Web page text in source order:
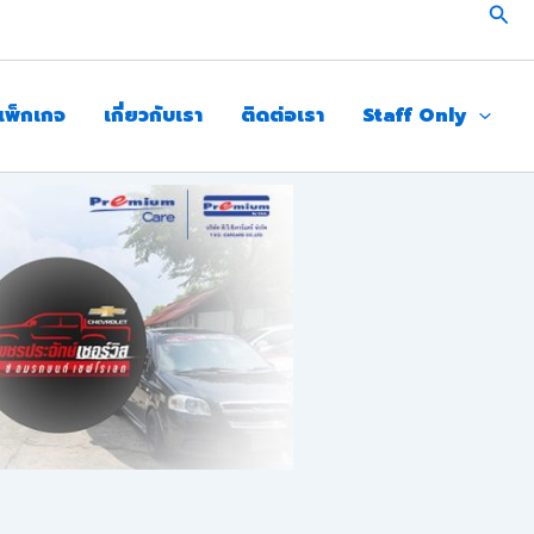
พ็กเกจ เกี่ยวกับเรา ติดต่อเรา Staff Only